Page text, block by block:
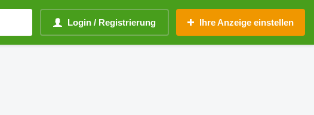
Login / Registrierung Ihre Anzeige einstellen